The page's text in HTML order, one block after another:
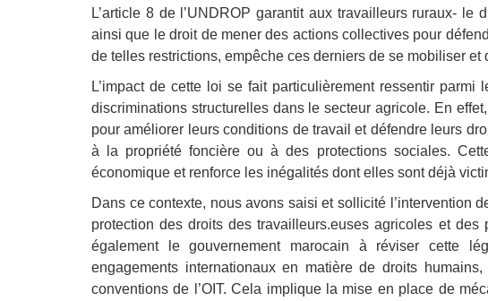
L’article 8 de l’UNDROP garantit aux travailleurs ruraux- le
ainsi que le droit de mener des actions collectives pour
de telles restrictions, empêche ces derniers de se mobiliser et
L’impact de cette loi se fait particulièrement ressentir
discriminations structurelles dans le secteur agricole. En
pour améliorer leurs conditions de travail et défendre leurs
à la propriété foncière ou à des protections sociales.
économique et renforce les inégalités dont elles sont déjà
Dans ce contexte, nous avons saisi et sollicité l’intervention
protection des droits des travailleurs.euses agricoles et des
également le gouvernement marocain à réviser cette
engagements internationaux en matière de droits
conventions de l’OIT. Cela implique la mise en place de